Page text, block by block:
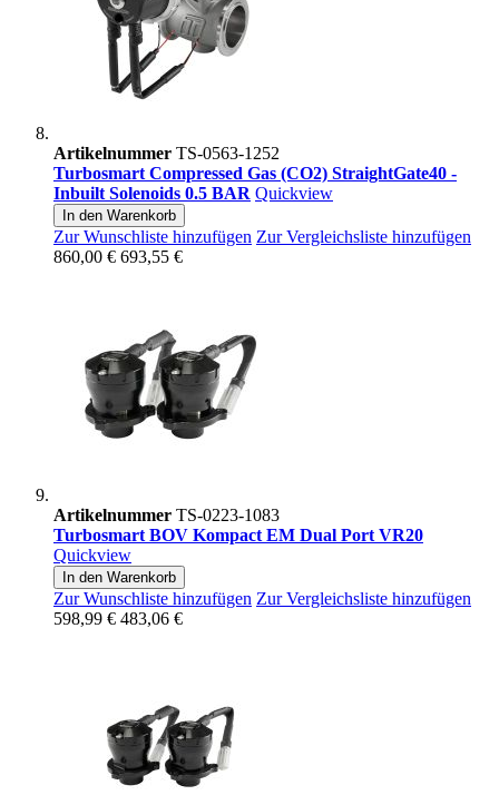
Artikelnummer TS-0563-1252
Turbosmart Compressed Gas (CO2) StraightGate40 -
Inbuilt Solenoids 0.5 BAR Quickview
In den Warenkorb
Zur Wunschliste hinzufügen Zur Vergleichsliste hinzufügen
860,00 € 693,55 €
Artikelnummer TS-0223-1083
Turbosmart BOV Kompact EM Dual Port VR20
Quickview
In den Warenkorb
Zur Wunschliste hinzufügen Zur Vergleichsliste hinzufügen
598,99 € 483,06 €